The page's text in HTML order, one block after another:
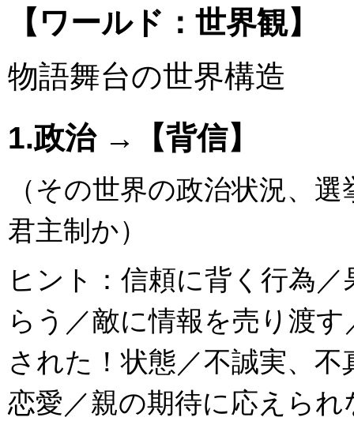
【ワールド：世界観】
物語舞台の世界構造
1.政治 →【背信】
（その世界の政治状況、
君主制か）
ヒント：信頼に背く行為
らう／敵に情報を売り渡
された！状態／不誠実、
恋愛／親の期待に応えら